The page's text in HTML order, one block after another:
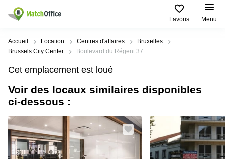
Favoris Menu
Rechercher / publier
Types
d'espaces
Bureaux
d’affaires
Coworking
Villes
Populaires
Alost
Anvers
Bruges
Recherches
populaires
Bureau
a louer
Bureau à
louer
Bruxelles
Aide
Qui sommes-nous?
Publier un bureau
Prix
Accueil Location Centres d'affaires
Bruxelles
Brussels City Center
Boulevard du Régent 37
Cet emplacement est loué
Voir des locaux similaires disponibles
ci-dessous :